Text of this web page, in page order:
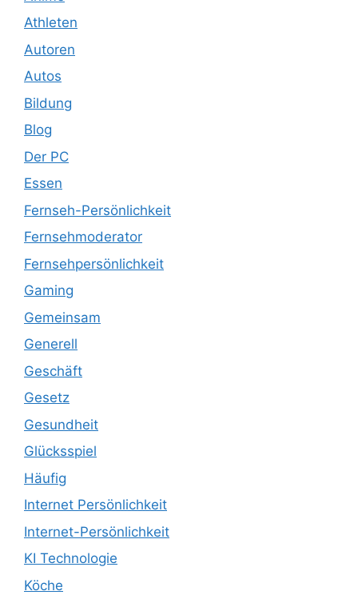
Athleten
Autoren
Autos
Bildung
Blog
Der PC
Essen
Fernseh-Persönlichkeit
Fernsehmoderator
Fernsehpersönlichkeit
Gaming
Gemeinsam
Generell
Geschäft
Gesetz
Gesundheit
Glücksspiel
Häufig
Internet Persönlichkeit
Internet-Persönlichkeit
KI Technologie
Köche